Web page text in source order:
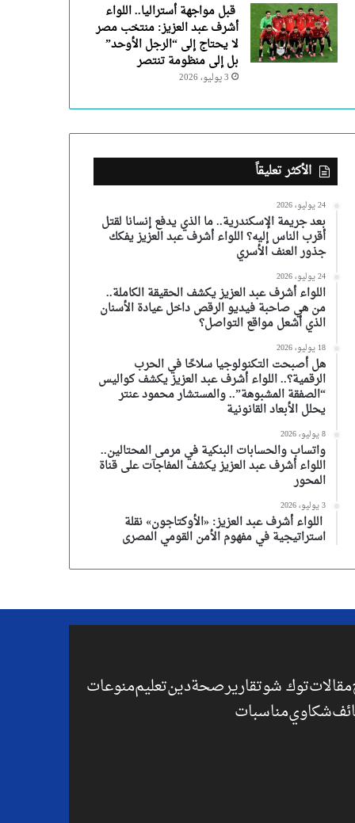
قبل مواجهة أستراليا.. اللواء
أشرف عبد العزيز: منتخب مصر
لا يحتاج إلى “الرجل الأوحد”
بل إلى منظومة تنتصر
3 يوليو، 2026
الأكثر تعليقاً
24 يوليو، 2026
بعد جريمة الإسكندرية.. ما الذي يدفع إنسانا لقتل
أقرب الناس إليه؟ اللواء أشرف عبد العزيز يفكك
جذور العنف الأسري
24 يوليو، 2026
اللواء أشرف عبد العزيز يكشف الحقيقة الكاملة..
من هي صاحبة فيديو الرقص داخل عيادة الأسنان
الذي أشعل مواقع التواصل؟
18 يوليو، 2026
هل أصبحت التكنولوجيا سلاحًا في الحرب
الرقمية؟.. اللواء أشرف عبد العزيز يكشف كواليس
“الصفقة المشبوهة”.. والمستشار محمود عنتر
يحلل الأبعاد القانونية
8 يوليو، 2026
واتساب والحسابات البنكية في مرمى المحتالين..
اللواء أشرف عبد العزيز يكشف المفاجآت على قناة
المحور
3 يوليو، 2026
اللواء أشرف عبد العزيز: «الأوكتاجون» نقلة
استراتيجية في مفهوم الأمن القومي المصرى
مقالاتتوك شوتقاريرصحةدينتعليممنوعات
شكاويمناسبات